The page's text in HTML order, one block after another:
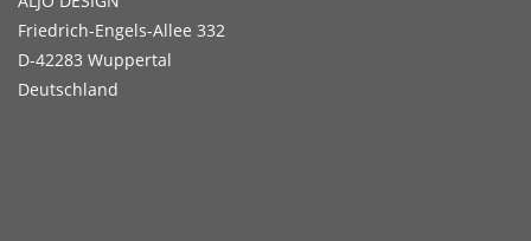
Friedrich-Engels-Allee 332
D-42283 Wuppertal
Deutschland